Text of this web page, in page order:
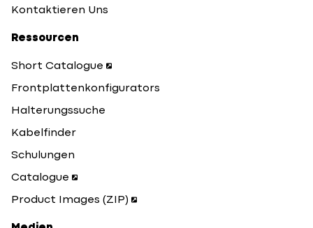
Kontaktieren Uns
Ressourcen
Short Catalogue
Frontplattenkonfigurators
Halterungssuche
Kabelfinder
Schulungen
Catalogue
Product Images (ZIP)